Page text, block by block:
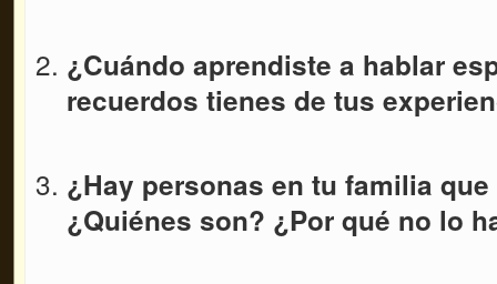
¿Cuándo aprendiste a hablar
recuerdos tienes de tus
¿Hay personas en tu familia
¿Quiénes son? ¿Por qué no lo